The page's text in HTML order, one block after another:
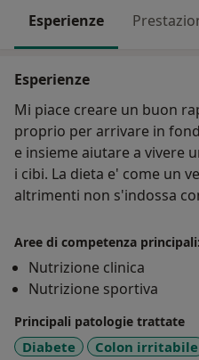
Esperienze
Esperienze
Mi piace creare un buon
proprio per arrivare in
e insieme aiutare a vivere
i cibi. La dieta e' come un
altrimenti non s'indossa
Aree di competenza principali:
Nutrizione clinica
Nutrizione sportiva
Principali patologie trattate
Diabete Colon irritabile